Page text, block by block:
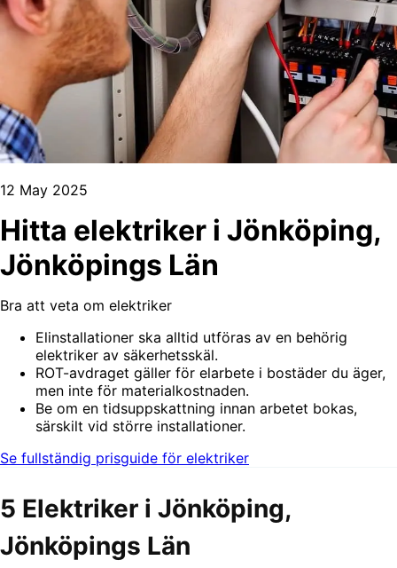
12 May 2025
Hitta elektriker i Jönköping,
Jönköpings Län
Bra att veta om elektriker
Elinstallationer ska alltid utföras av en behörig
elektriker av säkerhetsskäl.
ROT-avdraget gäller för elarbete i bostäder du äger,
men inte för materialkostnaden.
Be om en tidsuppskattning innan arbetet bokas,
särskilt vid större installationer.
Se fullständig prisguide för elektriker
5 Elektriker i Jönköping,
Jönköpings Län